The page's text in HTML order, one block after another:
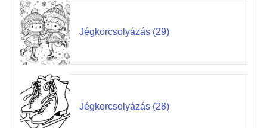
Jégkorcsolyázás (29)
Jégkorcsolyázás (28)